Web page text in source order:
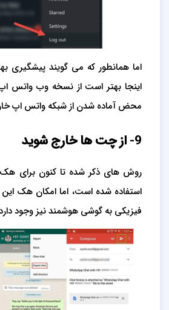
اما همانطور که می گویند پیشگیری
اینجا بهتر است از نسخه وب واتس اپ
محض آماده شدن از شبکه واتس اپ
9- از چت ها خارج شوید
روش های ذکر شده تا کنون برای هک
استفاده شده است، اما امکان هک این
فیزیکی به گوشی هوشمند نیز وجود